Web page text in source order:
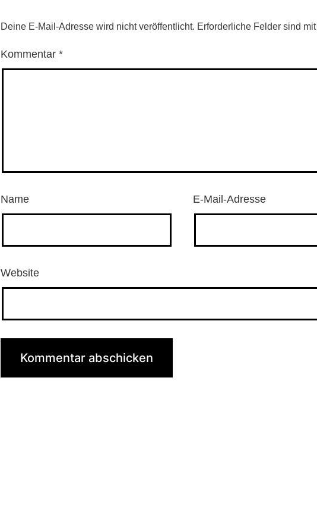
Deine E-Mail-Adresse wird nicht veröffentlicht. Erforderliche Felder sind mit
Kommentar *
Name E-Mail-Adresse
Website